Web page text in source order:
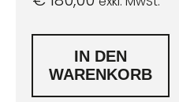
IN DEN
WARENKORB